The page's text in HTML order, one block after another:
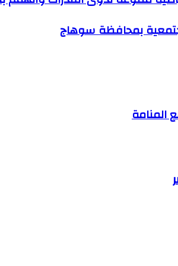
بمحافظة سوهاج
المنامة